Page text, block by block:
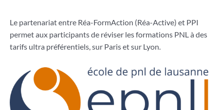
Le partenariat entre Réa-FormAction (Réa-Active) et PPI
permet aux participants de réviser les formations PNL à des
tarifs ultra préférentiels, sur Paris et sur Lyon.